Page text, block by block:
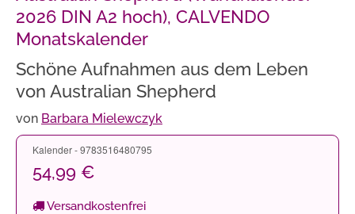
2026 DIN A2 hoch), CALVENDO
Monatskalender
Schöne Aufnahmen aus dem Leben
von Australian Shepherd
von Barbara Mielewczyk
Kalender - 9783516480795
54,99 €
Versandkostenfrei